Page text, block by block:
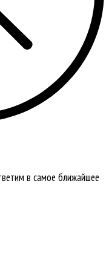
в самое ближайшее